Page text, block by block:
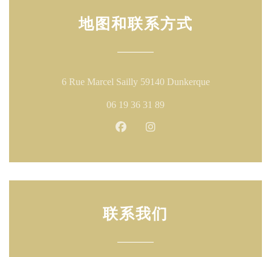
地图和联系方式
6 Rue Marcel Sailly 59140 Dunkerque((在新窗口中
06 19 36 31 89
Facebook ((在新窗口中打开))
联系我们